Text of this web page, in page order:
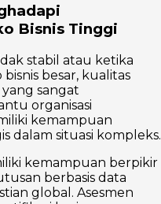
Bisnis Tinggi
stabil atau ketika
besar, kualitas
sangat
organisasi
kemampuan
dalam situasi kompleks.
kemampuan berpikir
berbasis data
global. Asesmen